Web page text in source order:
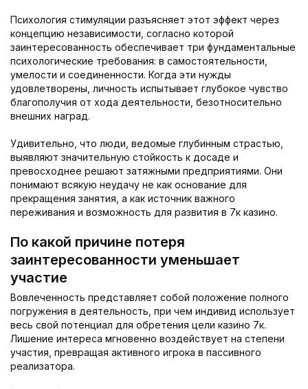
Психология стимуляции разъясняет этот эффект через
концепцию независимости, согласно которой
заинтересованность обеспечивает три фундаментальные
психологические требования: в самостоятельности,
умелости и соединенности. Когда эти нужды
удовлетворены, личность испытывает глубокое чувство
благополучия от хода деятельности, безотносительно
внешних наград.
Удивительно, что люди, ведомые глубинным страстью,
выявляют значительную стойкость к досаде и
превосходнее решают затяжными предприятиями. Они
понимают всякую неудачу не как основание для
прекращения занятия, а как источник важного
переживания и возможность для развития в 7к казино.
По какой причине потеря
заинтересованности уменьшает
участие
Вовлеченность представляет собой положение полного
погружения в деятельность, при чем индивид использует
весь свой потенциал для обретения цели казино 7к.
Лишение интереса мгновенно воздействует на степени
участия, превращая активного игрока в пассивного
реализатора.